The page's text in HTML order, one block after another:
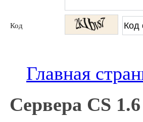
Код
Главная
Сервера CS 1.6